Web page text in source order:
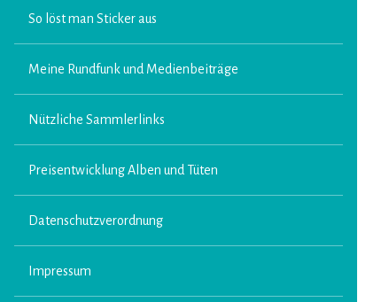
So löst man Sticker aus
Meine Rundfunk und Medienbeiträge
Nützliche Sammlerlinks
Preisentwicklung Alben und Tüten
Datenschutzverordnung
Impressum